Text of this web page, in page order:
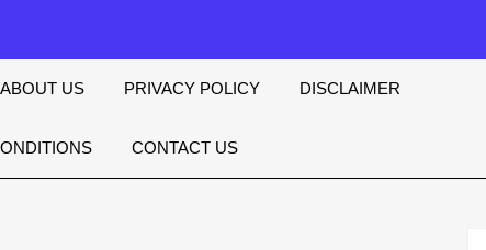
ABOUT US PRIVACY POLICY DISCLAIMER
CONTACT US